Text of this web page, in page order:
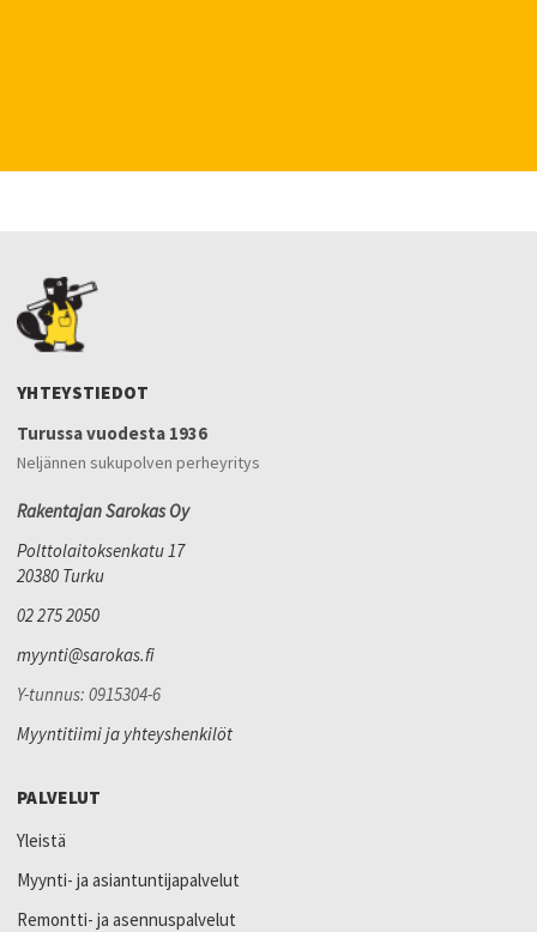
YHTEYSTIEDOT
Turussa vuodesta 1936
Neljännen sukupolven perheyritys
Rakentajan Sarokas Oy
Polttolaitoksenkatu 17
20380 Turku
02 275 2050
myynti@sarokas.fi
Y-tunnus: 0915304-6
Myyntitiimi ja yhteyshenkilöt
PALVELUT
Yleistä
Myynti- ja asiantuntijapalvelut
Remontti- ja asennuspalvelut